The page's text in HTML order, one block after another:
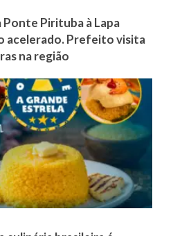
Pirituba à Lapa
acelerado. Prefeito visita
na região